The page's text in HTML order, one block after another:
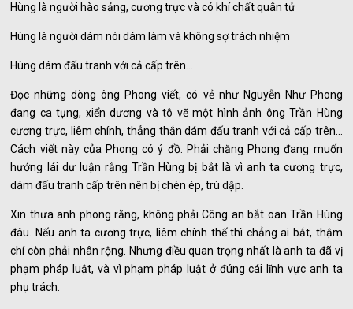
Hùng là người hào sảng, cương trực và có khí chất quân tử
Hùng là người dám nói dám làm và không sợ trách nhiệm
Hùng dám đấu tranh với cả cấp trên…
Đọc những dòng ông Phong viết, có vẻ như Nguyễn Như Phong
đang ca tụng, xiển dương và tô vẽ một hình ảnh ông Trần Hùng
cương trực, liêm chính, thẳng thắn dám đấu tranh với cả cấp trên…
Cách viết này của Phong có ý đồ. Phải chăng Phong đang muốn
hướng lái dư luận rằng Trần Hùng bị bắt là vì anh ta cương trực,
dám đấu tranh cấp trên nên bị chèn ép, trù dập.
Xin thưa anh phong rằng, không phải Công an bắt oan Trần Hùng
đâu. Nếu anh ta cương trực, liêm chính thế thì chẳng ai bắt, thậm
chí còn phải nhân rộng. Nhưng điều quan trọng nhất là anh ta đã vị
phạm pháp luật, và vì phạm pháp luật ở đúng cái lĩnh vực anh ta
phụ trách.